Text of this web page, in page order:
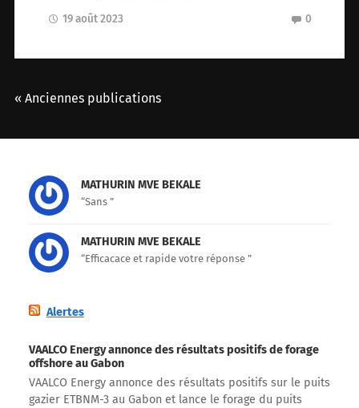
19 août 2023 0
« Anciennes publications
MATHURIN MVE BEKALE
“Sans ”
MATHURIN MVE BEKALE
“Efficacace et rapide votre réponse ”
Alertes
VAALCO Energy annonce des résultats positifs de forage
offshore au Gabon
VAALCO Energy annonce des résultats positifs sur le puits
gazier ETBNM-3 au Gabon et lance le forage du puits